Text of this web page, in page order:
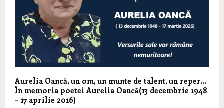
Aurelia Oancă, un om, un munte de talent, un reper…
În memoria poetei Aurelia Oancă(13 decembrie 1948
– 17 aprilie 2016)